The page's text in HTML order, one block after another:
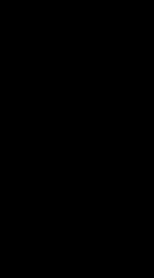
ilçesinde 160 kişiye 30
fidesi dağıtıldı.